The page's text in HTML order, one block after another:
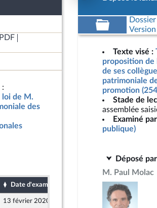
:
loi de M.
des
Date d'examen Date de dépôt
13 février 2020 6 février 2020
Texte visé :
proposition de
de ses
patrimoniale
promotion
Stade de
assemblée
Examiné
publique)
Déposé
M. Paul Molac